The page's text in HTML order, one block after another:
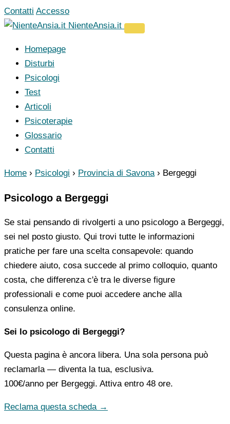
Vai
al
Contatti Accesso
NienteAnsia.it
Homepage
Disturbi
Psicologi
Test
Articoli
Psicoterapie
Glossario
Contatti
Home › Psicologi › Provincia di Savona › Bergeggi
Psicologo a Bergeggi
Se stai pensando di rivolgerti a uno psicologo a Bergeggi,
sei nel posto giusto. Qui trovi tutte le informazioni
pratiche per fare una scelta consapevole: quando
chiedere aiuto, cosa succede al primo colloquio, quanto
costa, che differenza c'è tra le diverse figure
professionali e come puoi accedere anche alla
consulenza online.
Sei lo psicologo di Bergeggi?
Questa pagina è ancora libera. Una sola persona può
reclamarla — diventa la tua, esclusiva.
100€/anno per Bergeggi. Attiva entro 48 ore.
Reclama questa scheda →